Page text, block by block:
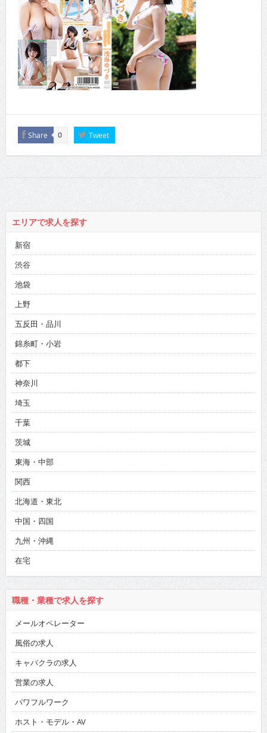
Share 0 Tweet
エリアで求人を探す
新宿
渋谷
池袋
上野
五反田・品川
錦糸町・小岩
都下
神奈川
埼玉
千葉
茨城
東海・中部
関西
北海道・東北
中国・四国
九州・沖縄
在宅
職種・業種で求人を探す
メールオペレーター
風俗の求人
キャバクラの求人
営業の求人
パワフルワーク
ホスト・モデル・AV